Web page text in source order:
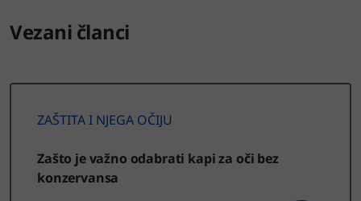
Vezani članci
ZAŠTITA I NJEGA OČIJU
Zašto je važno odabrati kapi za oči bez
konzervansa